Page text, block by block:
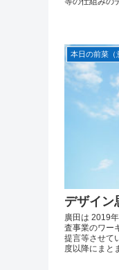
本日の前菜（
デザイン
廣田は 2019
査事業のワー
提言等させて
度以降にまと